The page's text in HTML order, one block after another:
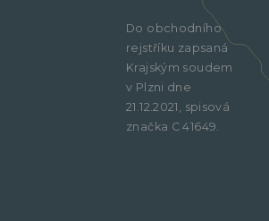
Do obchodního
rejstříku zapsaná
Krajským soudem
v Plzni dne
21.12.2021, spisová
značka C 41649.